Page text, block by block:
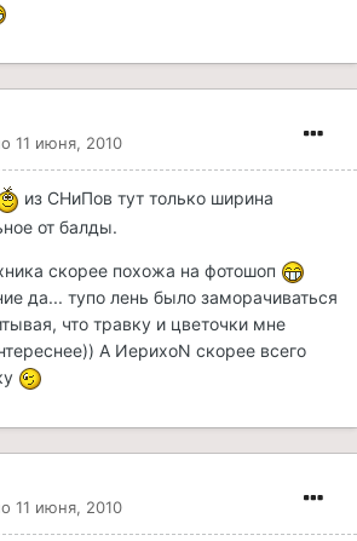
11 июня, 2010
из СНиПов тут только ширина
от балды.
скорее похожа на фотошоп
да... тупо лень было заморачиваться
что травку и цветочки мне
А ИерихоN скорее всего
11 июня, 2010